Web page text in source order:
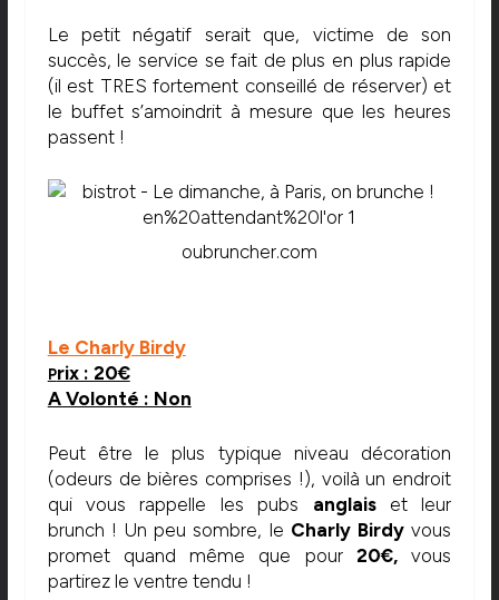
Le petit négatif serait que, victime de son
succès, le service se fait de plus en plus rapide
(il est TRES fortement conseillé de réserver) et
le buffet s’amoindrit à mesure que les heures
passent !
oubruncher.com
Le Charly Birdy
Prix : 20€
A Volonté : Non
Peut être le plus typique niveau décoration
(odeurs de bières comprises !), voilà un endroit
qui vous rappelle les pubs anglaiset leur
brunch ! Un peu sombre, le Charly Birdy vous
promet quand même que pour20€, vous
partirez le ventre tendu !